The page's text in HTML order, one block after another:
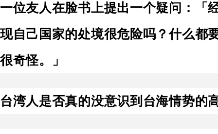
一位友人在脸书上提出一个疑问：「
现自己国家的处境很危险吗？什么都
很奇怪。」
台湾人是否真的没意识到台海情势的